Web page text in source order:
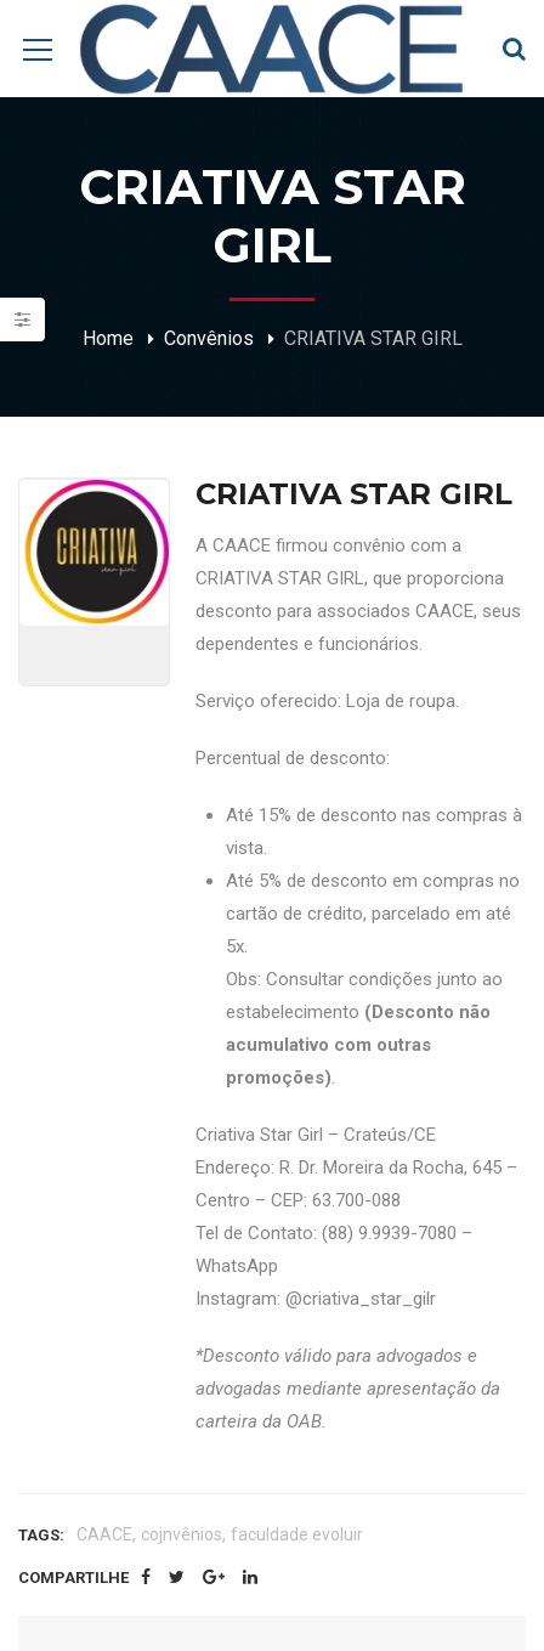
CRIATIVA STAR
GIRL
Home Convênios CRIATIVA STAR GIRL
CRIATIVA STAR GIRL
A CAACE firmou convênio com a
CRIATIVA STAR GIRL, que proporciona
desconto para associados CAACE, seus
dependentes e funcionários.
Serviço oferecido: Loja de roupa.
Percentual de desconto:
Até 15% de desconto nas compras à
vista.
Até 5% de desconto em compras no
cartão de crédito, parcelado em até
5x.
Obs: Consultar condições junto ao
estabelecimento (Desconto não
acumulativo com outras
promoções).
Criativa Star Girl – Crateús/CE
Endereço: R. Dr. Moreira da Rocha, 645 –
Centro – CEP: 63.700-088
Tel de Contato: (88) 9.9939-7080 –
WhatsApp
Instagram: @‌criativa_star_gilr
*Desconto válido para advogados e
advogadas mediante apresentação da
carteira da OAB.
TAGS: CAACE, cojnvênios, faculdade evoluir
COMPARTILHE